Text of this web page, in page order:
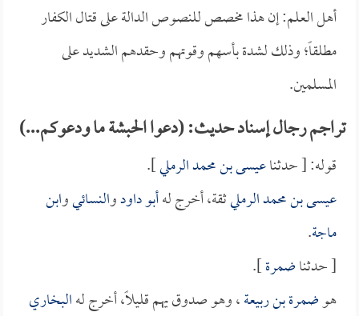
أهل العلم: إن هذا مخصص للنصوص الدالة على قتال الكفار
مطلقاً؛ وذلك لشدة بأسهم وقوتهم وحقدهم الشديد على
المسلمين.
تراجم رجال إسناد حديث: (دعوا الحبشة ما ودعوكم...)
قوله: [ حدثناعيسى بن محمد الرملي].
عيسى بن محمد الرمليثقة، أخرج لهأبو داودوالنسائيوابن
ماجة.
[ حدثناضمرة].
هوضمرة بن ربيعة، وهو صدوق يهم قليلاً، أخرج لهالبخاري